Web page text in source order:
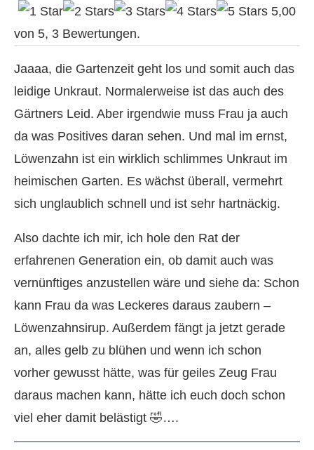
5,00
von 5, 3 Bewertungen.
Jaaaa, die Gartenzeit geht los und somit auch das
leidige Unkraut. Normalerweise ist das auch des
Gärtners Leid. Aber irgendwie muss Frau ja auch
da was Positives daran sehen. Und mal im ernst,
Löwenzahn ist ein wirklich schlimmes Unkraut im
heimischen Garten. Es wächst überall, vermehrt
sich unglaublich schnell und ist sehr hartnäckig.
Also dachte ich mir, ich hole den Rat der
erfahrenen Generation ein, ob damit auch was
vernünftiges anzustellen wäre und siehe da: Schon
kann Frau da was Leckeres daraus zaubern –
Löwenzahnsirup. Außerdem fängt ja jetzt gerade
an, alles gelb zu blühen und wenn ich schon
vorher gewusst hätte, was für geiles Zeug Frau
daraus machen kann, hätte ich euch doch schon
viel eher damit belästigt 🤣….